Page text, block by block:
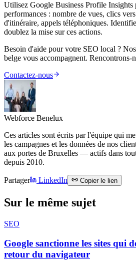
Utilisez Google Business Profile Insights
performances : nombre de vues, clics
d'itinéraire, appels téléphoniques.
doublez la mise sur ces actions.
Besoin d'aide pour votre SEO local ?
belge vous accompagnent. Rencontrons-
Contactez-nous
Webforce Benelux
Ces articles sont écrits par l'équipe qui
les campagnes et les données de nos
aux portes de Bruxelles — actifs dans
depuis 2010.
Partager LinkedIn Copier le lien
Sur le même sujet
SEO
Google sanctionne les sites qui
retour du navigateur